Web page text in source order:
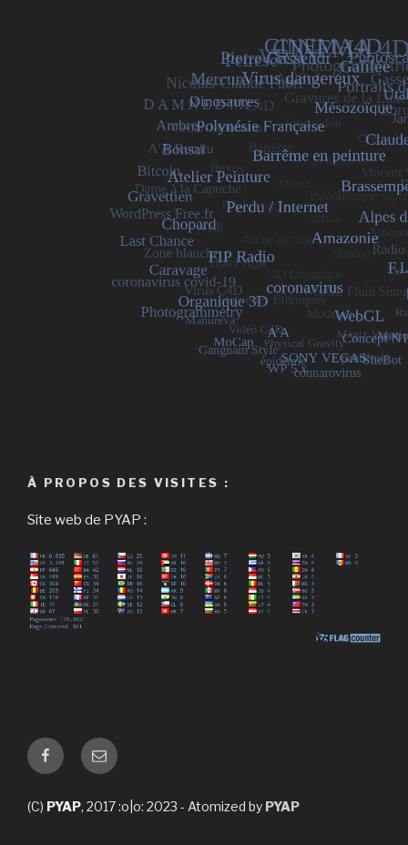
À PROPOS DES VISITES :
Site web de PYAP :
Facebook
E-
mail
(C) PYAP, 2017 :o|o: 2023 - Atomized by PYAP